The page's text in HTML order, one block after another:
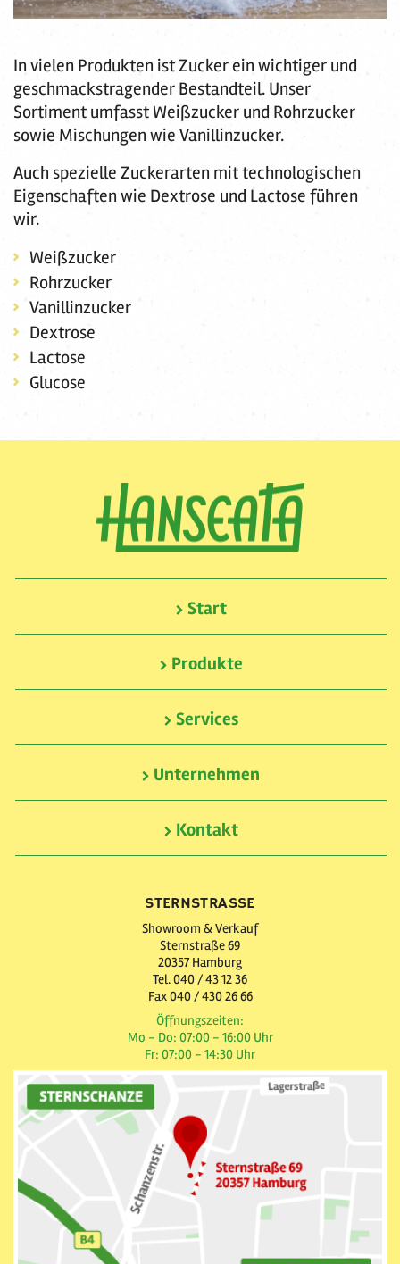
In vielen Produkten ist Zucker ein wichtiger und
geschmackstragender Bestandteil. Unser
Sortiment umfasst Weißzucker und Rohrzucker
sowie Mischungen wie Vanillinzucker.
Auch spezielle Zuckerarten mit technologischen
Eigenschaften wie Dextrose und Lactose führen
wir.
Weißzucker
Rohrzucker
Vanillinzucker
Dextrose
Lactose
Glucose
Start
Produkte
Services
Unternehmen
Kontakt
STERNSTRASSE
Showroom & Verkauf
Sternstraße 69
20357 Hamburg
Tel. 040 / 43 12 36
Fax 040 / 430 26 66
Öffnungszeiten:
Mo - Do: 07:00 - 16:00 Uhr
Fr: 07:00 - 14:30 Uhr